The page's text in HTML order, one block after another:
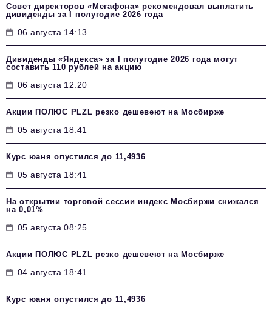
Совет директоров «Мегафона» рекомендовал выплатить
дивиденды за I полугодие 2026 года
06 августа 14:13
Дивиденды «Яндекса» за I полугодие 2026 года могут
составить 110 рублей на акцию
06 августа 12:20
Акции ПОЛЮС PLZL резко дешевеют на Мосбирже
05 августа 18:41
Курс юаня опустился до 11,4936
05 августа 18:41
На открытии торговой сессии индекс Мосбиржи снижался
на 0,01%
05 августа 08:25
Акции ПОЛЮС PLZL резко дешевеют на Мосбирже
04 августа 18:41
Курс юаня опустился до 11,4936